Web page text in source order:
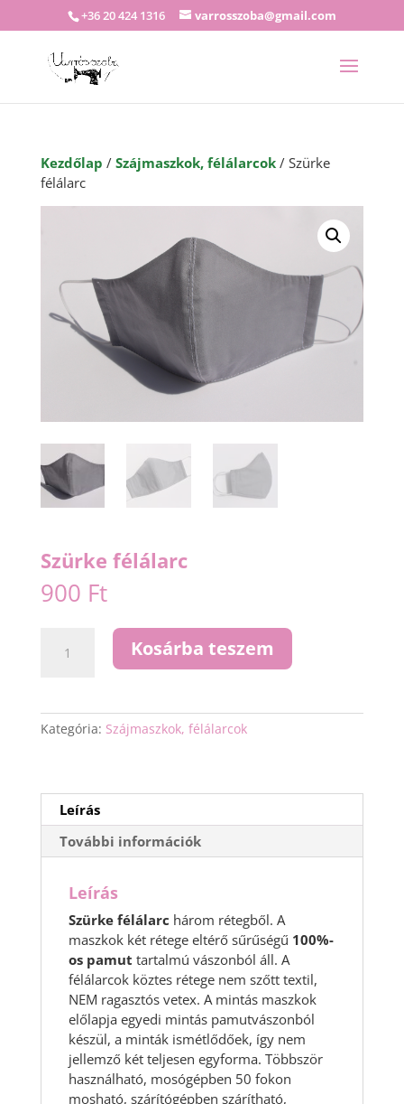
+36 20 424 1316 varrosszoba@gmail.com
Kezdőlap / Szájmaszkok, félálarcok/ Szürke
félálarc
Szürke félálarc
900 Ft
félálarc
Kosárba teszem
Kategória: Szájmaszkok, félálarcok
Leírás
További információk
Leírás
Szürke félálarc három rétegből. A
maszkok két rétege eltérő sűrűségű 100%-
os pamut tartalmú vászonból áll. A
félálarcok köztes rétege nem szőtt textil,
NEM ragasztós vetex. A mintás maszkok
előlapja egyedi mintás pamutvászonból
készül, a minták ismétlődőek, így nem
jellemző két teljesen egyforma. Többször
használható, mosógépben 50 fokon
mosható, szárítógépben szárítható,